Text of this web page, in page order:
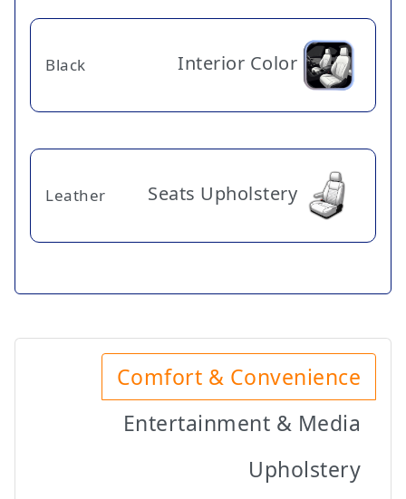
Interior Color
Black
Seats Upholstery
Leather
Comfort & Convenience
Entertainment & Media
Upholstery